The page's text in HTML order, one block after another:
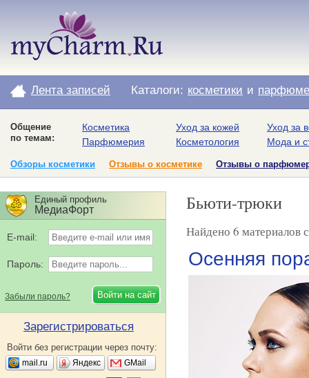
Лента записей Каталоги: косметики и
Общение
по темам:
Косметика
Парфюмерия
Уход за кожей
Косметология
Уход за
Мода и
Обзоры косметики Отзывы о косметике Отзывы о
Бьюти-трюки
Найдено 6 материалов
Осенняя
Единый профиль
МедиаФорт
E-mail:
Пароль:
Забыли пароль?
Зарегистрироваться
Войти без регистрации через почту:
mail.ru Яндекс GMail